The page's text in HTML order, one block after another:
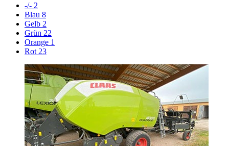
-/- 2
Blau 8
Gelb 2
Grün 22
Orange 1
Rot 23